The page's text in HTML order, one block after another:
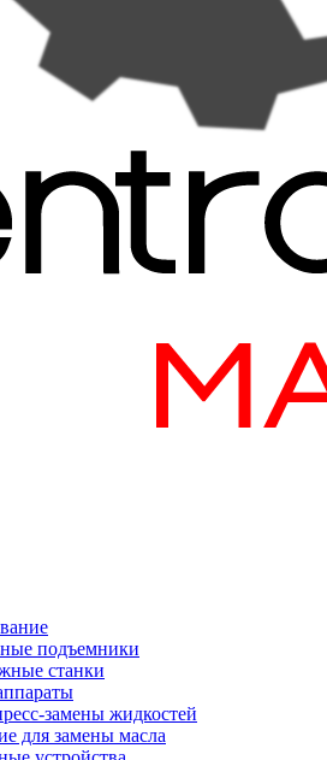
подъемники
станки
замены жидкостей
для замены масла